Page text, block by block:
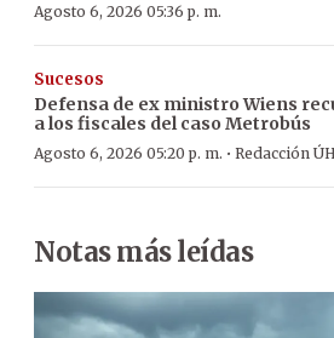
Agosto 6, 2026 05:36 p. m.
Sucesos
Defensa de ex ministro Wiens
a los fiscales del caso Metrobús
Agosto 6, 2026 05:20 p. m. · Redacción ÚH
Notas más leídas